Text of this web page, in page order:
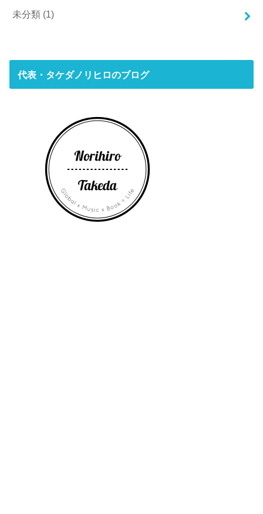
未分類 (1)
代表・タケダノリヒロのブログ